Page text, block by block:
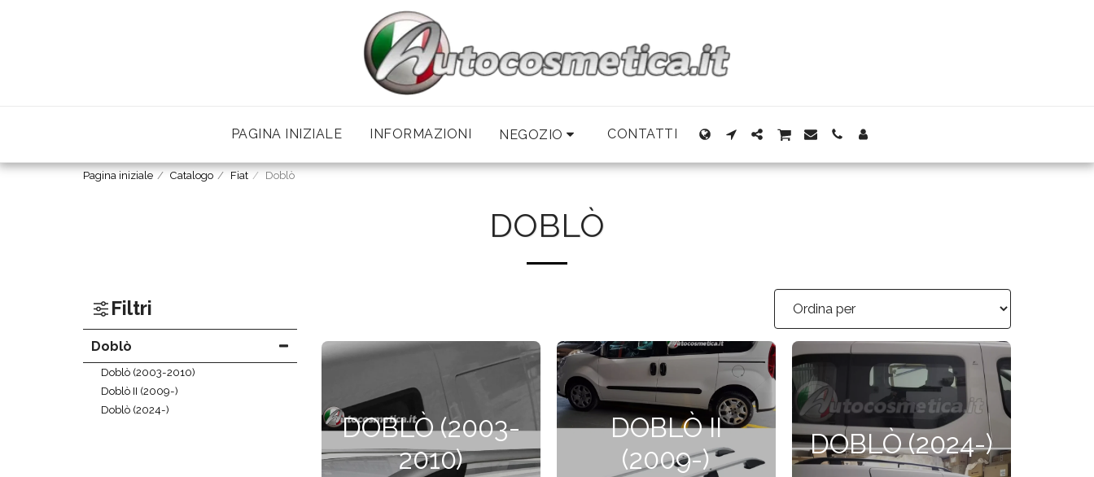
PAGINA INIZIALE INFORMAZIONI NEGOZIO CONTATTI
Pagina iniziale Catalogo Fiat Doblò
DOBLÒ
Filtri
Doblò
Doblò (2003-2010)
Doblò II (2009-)
Doblò (2024-)
DOBLÒ (2003-
2010)
DOBLÒ II
(2009-)
DOBLÒ (2024-)